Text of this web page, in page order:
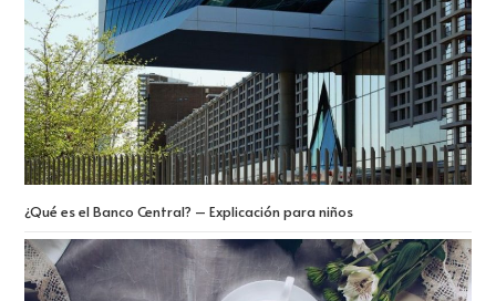
¿Qué es el Banco Central? – Explicación para niños